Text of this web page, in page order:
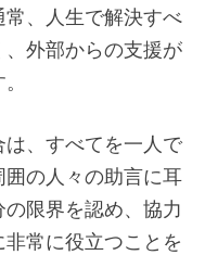
、人生で解決すべ
外部からの支援が
、すべてを一人で
の人々の助言に耳
限界を認め、協力
常に役立つことを